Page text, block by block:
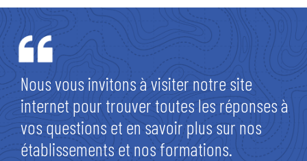
Nous vous invitons à visiter notre site
internet pour trouver toutes les réponses à
vos questions et en savoir plus sur nos
établissements et nos formations.